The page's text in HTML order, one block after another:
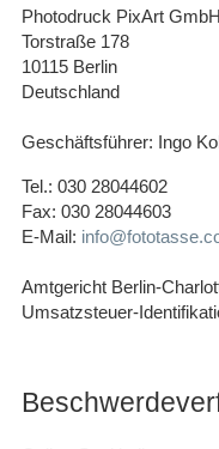
Photodruck PixArt GmbH
Torstraße 178
10115 Berlin
Deutschland
Geschäftsführer: Ingo
Tel.: 030 28044602
Fax: 030 28044603
E-Mail:
Amtgericht Berlin-
Umsatzsteuer-